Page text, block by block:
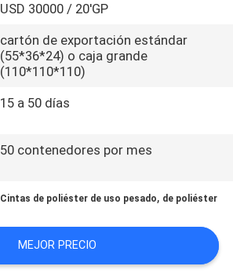
USD 30000 / 20'GP
cartón de exportación estándar
(55*36*24) o caja grande
(110*110*110)
15 a 50 días
50 contenedores por mes
Cintas de poliéster de uso pesado, de poliéster
MEJOR PRECIO